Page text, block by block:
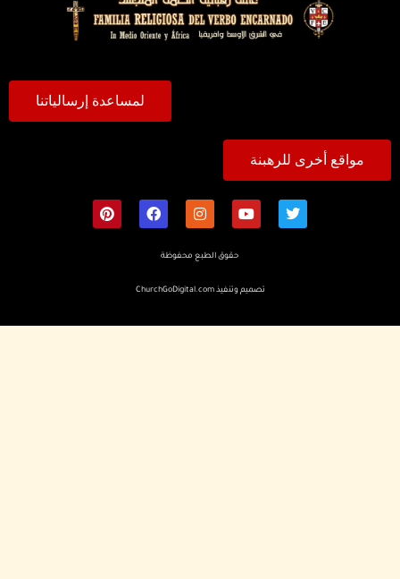
لمساعدة إرسالياتنا
مواقع أخرى للرهبنة
حقوق الطبع محفوظة
تصميم وتنفيذChurchGoDigital.com